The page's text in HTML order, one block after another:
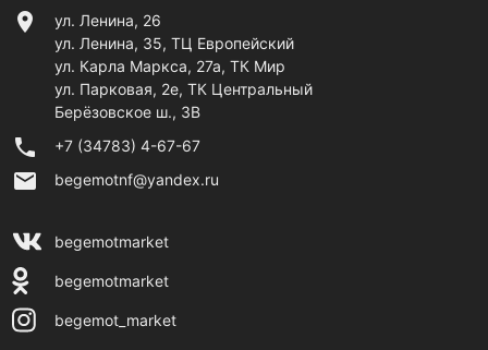
location_on
ул. Ленина, 26
ул. Ленина, 35, ТЦ Европейский
ул. Карла Маркса, 27а, ТК Мир
ул. Парковая, 2е, ТК Центральный
Берёзовское ш., 3В
phone +7 (34783) 4-67-67
email begemotnf@yandex.ru
begemotmarket
begemotmarket
begemot_market